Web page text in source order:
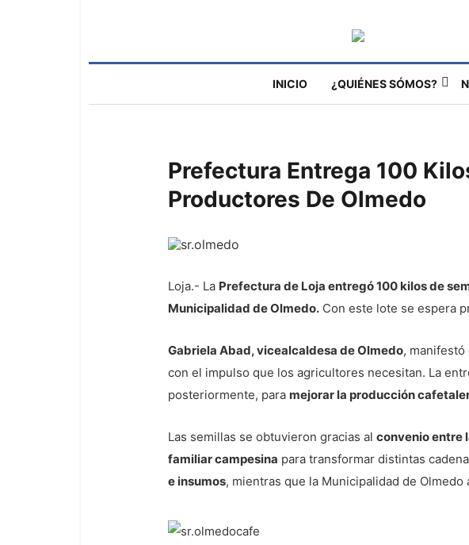
INICIO ¿QUIÉNES SÓMOS?
Prefectura Entrega 100
Productores De Olmedo
Loja.- La Prefectura de Loja entregó 100 kilos de
Municipalidad de Olmedo. Con este lote se espera
Gabriela Abad, vicealcaldesa de Olmedo,
con el impulso que los agricultores necesitan. La
posteriormente, para mejorar la producción
Las semillas se obtuvieron gracias al convenio entre
familiar campesina para transformar distintas
e insumos, mientras que la Municipalidad de